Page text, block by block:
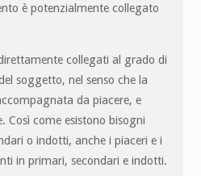
è potenzialmente collegato
collegati al grado di
soggetto, nel senso che la
da piacere, e
Così come esistono bisogni
o indotti, anche i piaceri e i
in primari, secondari e indotti.